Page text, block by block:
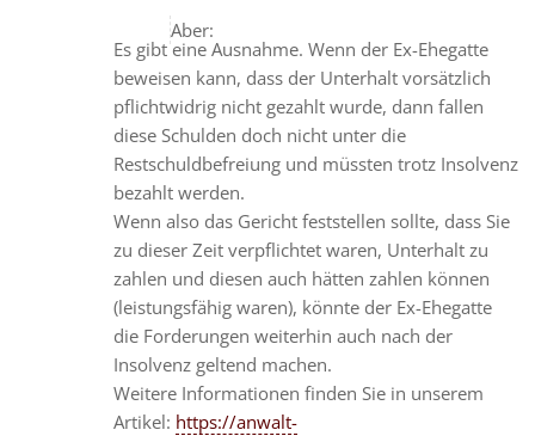
Aber:
Es gibt eine Ausnahme. Wenn der Ex-Ehegatte
beweisen kann, dass der Unterhalt vorsätzlich
pflichtwidrig nicht gezahlt wurde, dann fallen
diese Schulden doch nicht unter die
Restschuldbefreiung und müssten trotz Insolvenz
bezahlt werden.
Wenn also das Gericht feststellen sollte, dass Sie
zu dieser Zeit verpflichtet waren, Unterhalt zu
zahlen und diesen auch hätten zahlen können
(leistungsfähig waren), könnte der Ex-Ehegatte
die Forderungen weiterhin auch nach der
Insolvenz geltend machen.
Weitere Informationen finden Sie in unserem
Artikel: https://anwalt-